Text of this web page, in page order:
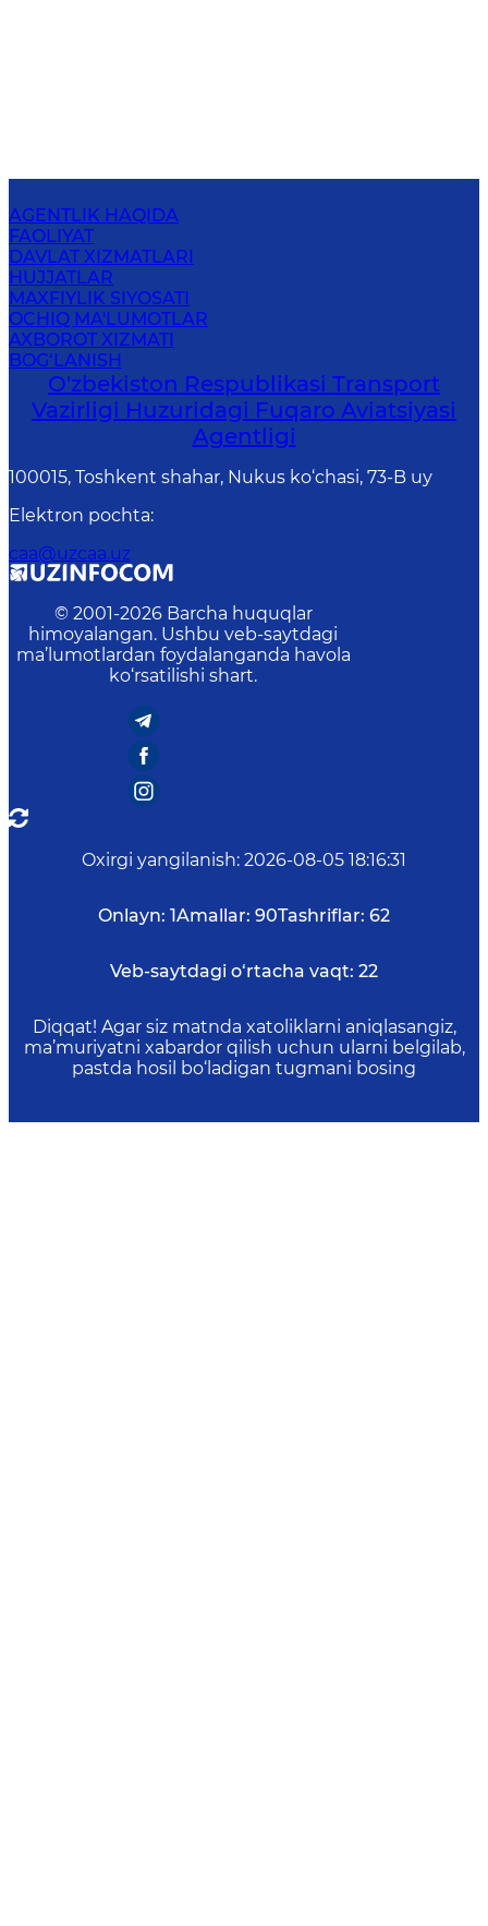
AGENTLIK HAQIDA
FAOLIYAT
DAVLAT XIZMATLARI
HUJJATLAR
MAXFIYLIK SIYOSATI
OCHIQ MA'LUMOTLAR
AXBOROT XIZMATI
BOG‘LANISH
O'zbekiston Respublikasi Transport
Vazirligi Huzuridagi Fuqaro Aviatsiyasi
Agentligi
100015, Toshkent shahar, Nukus ko‘chasi, 73-B uу
Elektron pochta:
caa@uzcaa.uz
© 2001-2026 Barcha huquqlar
himoyalangan. Ushbu veb-saytdagi
ma’lumotlardan foydalanganda havola
ko‘rsatilishi shart.
Oxirgi yangilanish: 2026-08-05 18:16:31
Onlayn: 1Amallar: 90Tashriflar: 62
Veb-saytdagi o‘rtacha vaqt: 22
Diqqat! Agar siz matnda xatoliklarni aniqlasangiz,
ma’muriyatni xabardor qilish uchun ularni belgilab,
pastda hosil bo‘ladigan tugmani bosing